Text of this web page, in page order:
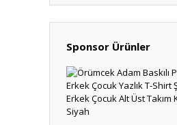
Sponsor Ürünler